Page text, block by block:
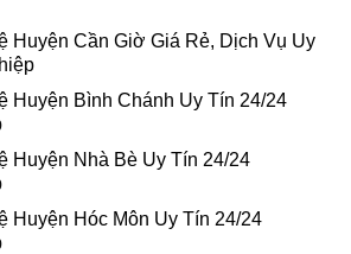
Huyện Cần Giờ Giá Rẻ, Dịch Vụ Uy
Huyện Bình Chánh Uy Tín 24/24
Huyện Nhà Bè Uy Tín 24/24
Huyện Hóc Môn Uy Tín 24/24